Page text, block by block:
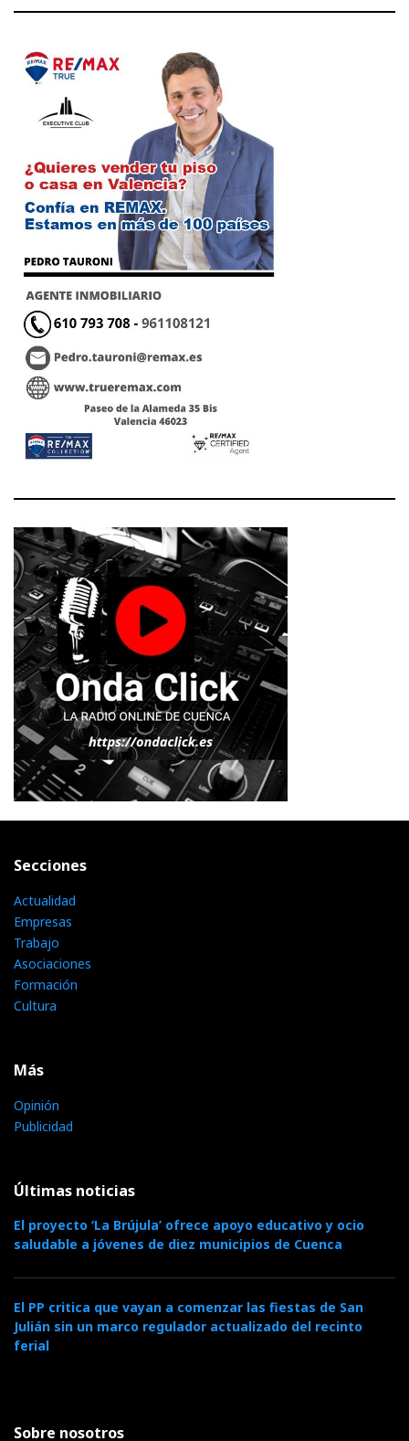
Secciones
Actualidad
Empresas
Trabajo
Asociaciones
Formación
Cultura
Más
Opinión
Publicidad
Últimas noticias
El proyecto ‘La Brújula’ ofrece apoyo educativo y ocio
saludable a jóvenes de diez municipios de Cuenca
El PP critica que vayan a comenzar las fiestas de San
Julián sin un marco regulador actualizado del recinto
ferial
Sobre nosotros